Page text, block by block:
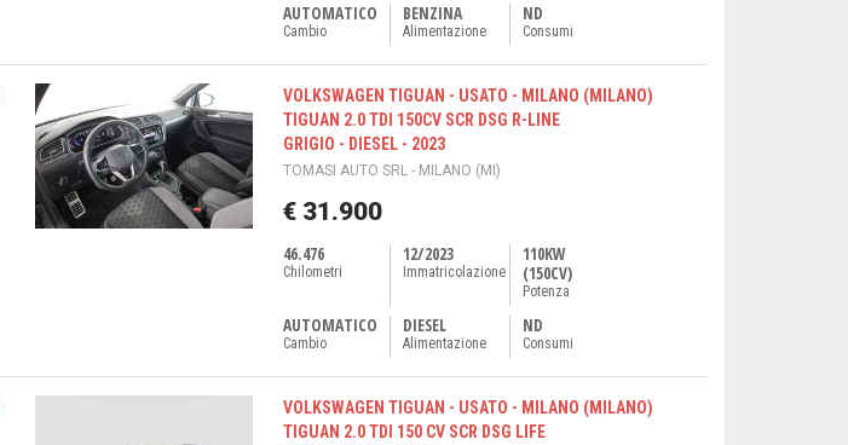
AUTOMATICO
Cambio
BENZINA
Alimentazione
ND
Consumi
VOLKSWAGEN TIGUAN - USATO - MILANO (MILANO)
TIGUAN 2.0 TDI 150CV SCR DSG R-LINE
GRIGIO - DIESEL - 2023
TOMASI AUTO SRL - MILANO (MI)
€ 31.900
46.476
Chilometri
12/2023
Immatricolazione
110KW
(150CV)
Potenza
AUTOMATICO
Cambio
DIESEL
Alimentazione
ND
Consumi
VOLKSWAGEN TIGUAN - USATO - MILANO (MILANO)
TIGUAN 2.0 TDI 150 CV SCR DSG LIFE